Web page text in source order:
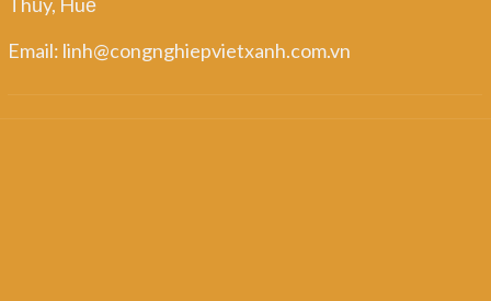
Email: linh@congnghiepvietxanh.com.vn